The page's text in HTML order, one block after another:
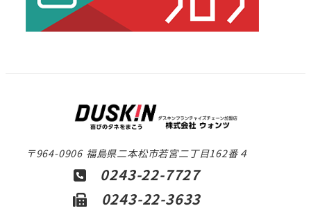
〒964-0906 福島県二本松市若宮二丁目162番４
0243-22-7727
0243-22-3633